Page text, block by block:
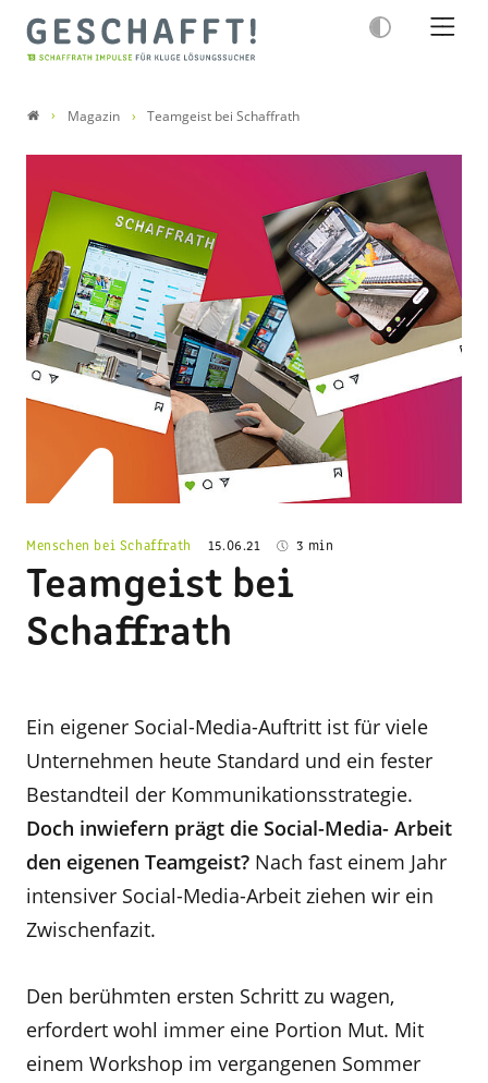
Magazin Teamgeist bei Schaffrath
Menschen bei Schaffrath 15.06.21 3 min
Teamgeist bei
Schaffrath
Ein eigener Social-Media-Auftritt ist für viele
Unternehmen heute Standard und ein fester
Bestandteil der Kommunikationsstrategie.
Doch inwiefern prägt die Social-Media- Arbeit
den eigenen Teamgeist? Nach fast einem Jahr
intensiver Social-Media-Arbeit ziehen wir ein
Zwischenfazit.
Den berühmten ersten Schritt zu wagen,
erfordert wohl immer eine Portion Mut. Mit
einem Workshop im vergangenen Sommer